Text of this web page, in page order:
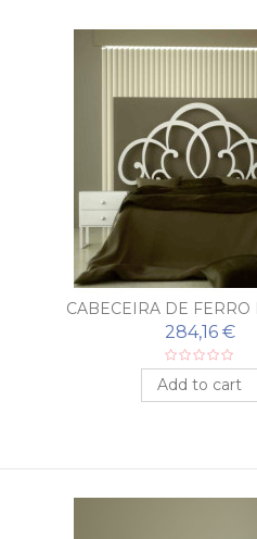
CABECEIRA DE FERRO
GUADALAJARA
284,16 €
Add to cart